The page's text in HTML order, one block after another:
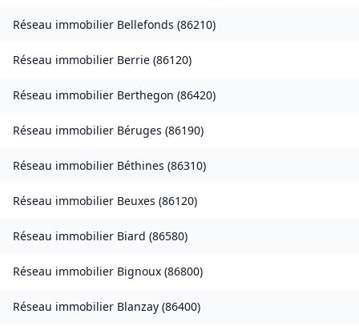
Réseau immobilier Bellefonds (86210)
Réseau immobilier Berrie (86120)
Réseau immobilier Berthegon (86420)
Réseau immobilier Béruges (86190)
Réseau immobilier Béthines (86310)
Réseau immobilier Beuxes (86120)
Réseau immobilier Biard (86580)
Réseau immobilier Bignoux (86800)
Réseau immobilier Blanzay (86400)